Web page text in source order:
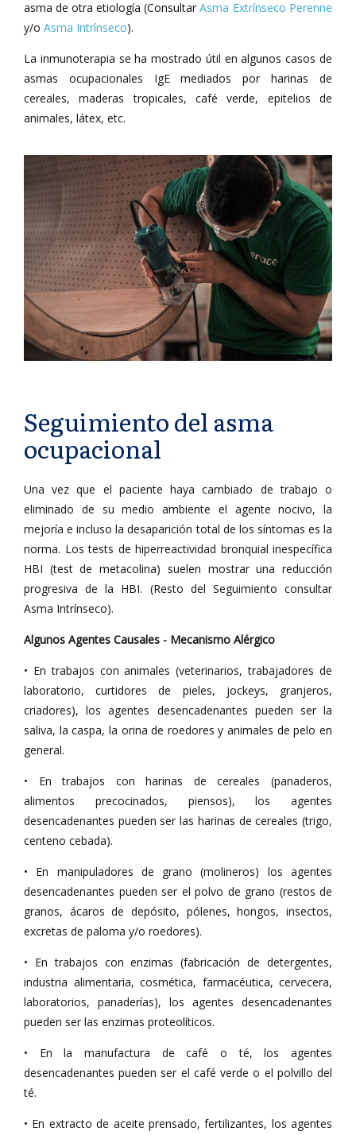
asma de otra etiología (Consultar Asma Extrínseco Perenne
y/o Asma Intrínseco).
La inmunoterapia se ha mostrado útil en algunos casos de
asmas ocupacionales IgE mediados por harinas de
cereales, maderas tropicales, café verde, epitelios de
animales, látex, etc.
Seguimiento del asma
ocupacional
Una vez que el paciente haya cambiado de trabajo o
eliminado de su medio ambiente el agente nocivo, la
mejoría e incluso la desaparición total de los síntomas es la
norma. Los tests de hiperreactividad bronquial inespecífica
HBI (test de metacolina) suelen mostrar una reducción
progresiva de la HBI. (Resto del Seguimiento consultar
Asma Intrínseco).
Algunos Agentes Causales - Mecanismo Alérgico
• En trabajos con animales (veterinarios, trabajadores de
laboratorio, curtidores de pieles, jockeys, granjeros,
criadores), los agentes desencadenantes pueden ser la
saliva, la caspa, la orina de roedores y animales de pelo en
general.
• En trabajos con harinas de cereales (panaderos,
alimentos precocinados, piensos), los agentes
desencadenantes pueden ser las harinas de cereales (trigo,
centeno cebada).
• En manipuladores de grano (molineros) los agentes
desencadenantes pueden ser el polvo de grano (restos de
granos, ácaros de depósito, pólenes, hongos, insectos,
excretas de paloma y/o roedores).
• En trabajos con enzimas (fabricación de detergentes,
industria alimentaria, cosmética, farmacéutica, cervecera,
laboratorios, panaderías), los agentes desencadenantes
pueden ser las enzimas proteolíticos.
• En la manufactura de café o té, los agentes
desencadenantes pueden ser el café verde o el polvillo del
té.
• En extracto de aceite prensado, fertilizantes, los agentes